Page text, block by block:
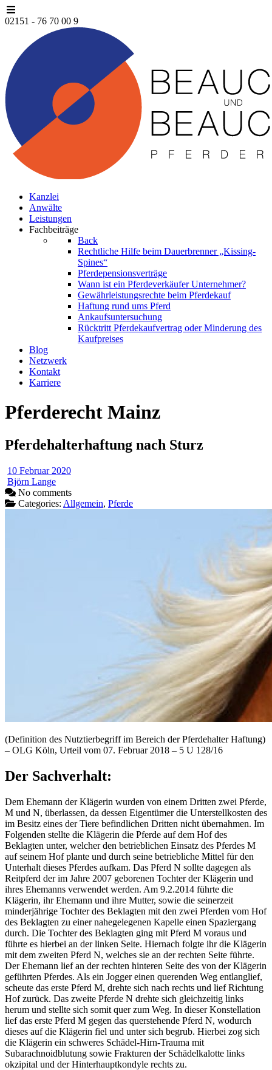
02151 - 76 70 00 9
Kanzlei
Anwälte
Leistungen
Fachbeiträge
Back
Rechtliche Hilfe beim Dauerbrenner „Kissing-
Spines“
Pferdepensionsverträge
Wann ist ein Pferdeverkäufer Unternehmer?
Gewährleistungsrechte beim Pferdekauf
Haftung rund ums Pferd
Ankaufsuntersuchung
Rücktritt Pferdekaufvertrag oder Minderung des
Kaufpreises
Blog
Netzwerk
Kontakt
Karriere
Pferderecht Mainz
Pferdehalterhaftung nach Sturz
10 Februar 2020
Björn Lange
No comments
Categories: Allgemein, Pferde
(Definition des Nutztierbegriff im Bereich der Pferdehalter Haftung)
– OLG Köln, Urteil vom 07. Februar 2018 – 5 U 128/16
Der Sachverhalt:
Dem Ehemann der Klägerin wurden von einem Dritten zwei Pferde,
M und N, überlassen, da dessen Eigentümer die Unterstellkosten des
im Besitz eines der Tiere befindlichen Dritten nicht übernahmen. Im
Folgenden stellte die Klägerin die Pferde auf dem Hof des
Beklagten unter, welcher den betrieblichen Einsatz des Pferdes M
auf seinem Hof plante und durch seine betriebliche Mittel für den
Unterhalt dieses Pferdes aufkam. Das Pferd N sollte dagegen als
Reitpferd der im Jahre 2007 geborenen Tochter der Klägerin und
ihres Ehemanns verwendet werden. Am 9.2.2014 führte die
Klägerin, ihr Ehemann und ihre Mutter, sowie die seinerzeit
minderjährige Tochter des Beklagten mit den zwei Pferden vom Hof
des Beklagten zu einer nahegelegenen Kapelle einen Spaziergang
durch. Die Tochter des Beklagten ging mit Pferd M voraus und
führte es hierbei an der linken Seite. Hiernach folgte ihr die Klägerin
mit dem zweiten Pferd N, welches sie an der rechten Seite führte.
Der Ehemann lief an der rechten hinteren Seite des von der Klägerin
geführten Pferdes. Als ein Jogger einen querenden Weg entlanglief,
scheute das erste Pferd M, drehte sich nach rechts und lief Richtung
Hof zurück. Das zweite Pferde N drehte sich gleichzeitig links
herum und stellte sich somit quer zum Weg. In dieser Konstellation
lief das erste Pferd M gegen das querstehende Pferd N, wodurch
dieses auf die Klägerin fiel und unter sich begrub. Hierbei zog sich
die Klägerin ein schweres Schädel-Hirn-Trauma mit
Subarachnoidblutung sowie Frakturen der Schädelkalotte links
okzipital und der Hinterhauptkondyle rechts zu.